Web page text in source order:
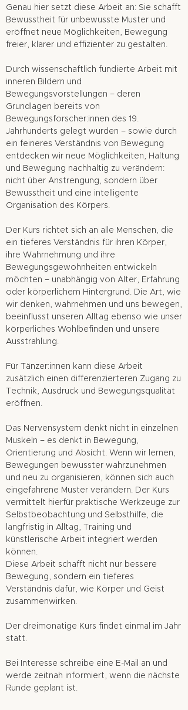
Genau hier setzt diese Arbeit an: Sie schafft
Bewusstheit für unbewusste Muster und
eröffnet neue Möglichkeiten, Bewegung
freier, klarer und effizienter zu gestalten.
Durch wissenschaftlich fundierte Arbeit mit
inneren Bildern und
Bewegungsvorstellungen – deren
Grundlagen bereits von
Bewegungsforscher:innen des 19.
Jahrhunderts gelegt wurden – sowie durch
ein feineres Verständnis von Bewegung
entdecken wir neue Möglichkeiten, Haltung
und Bewegung nachhaltig zu verändern:
nicht über Anstrengung, sondern über
Bewusstheit und eine intelligente
Organisation des Körpers.
Der Kurs richtet sich an alle Menschen, die
ein tieferes Verständnis für ihren Körper,
ihre Wahrnehmung und ihre
Bewegungsgewohnheiten entwickeln
möchten – unabhängig von Alter, Erfahrung
oder körperlichem Hintergrund. Die Art, wie
wir denken, wahrnehmen und uns bewegen,
beeinflusst unseren Alltag ebenso wie unser
körperliches Wohlbefinden und unsere
Ausstrahlung.
Für Tänzer:innen kann diese Arbeit
zusätzlich einen differenzierteren Zugang zu
Technik, Ausdruck und Bewegungsqualität
eröffnen.
Das Nervensystem denkt nicht in einzelnen
Muskeln – es denkt in Bewegung,
Orientierung und Absicht. Wenn wir lernen,
Bewegungen bewusster wahrzunehmen
und neu zu organisieren, können sich auch
eingefahrene Muster verändern. Der Kurs
vermittelt hierfür praktische Werkzeuge zur
Selbstbeobachtung und Selbsthilfe, die
langfristig in Alltag, Training und
künstlerische Arbeit integriert werden
können.
Diese Arbeit schafft nicht nur bessere
Bewegung, sondern ein tieferes
Verständnis dafür, wie Körper und Geist
zusammenwirken.
Der dreimonatige Kurs findet einmal im Jahr
statt.
Bei Interesse schreibe eine E-Mail an und
werde zeitnah informiert, wenn die nächste
Runde geplant ist.